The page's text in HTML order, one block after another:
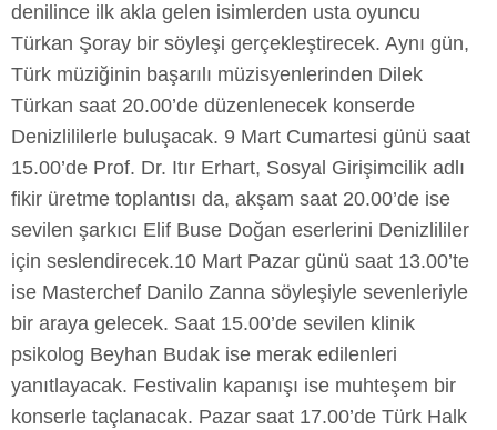
denilince ilk akla gelen isimlerden usta oyuncu
Türkan Şoray bir söyleşi gerçekleştirecek. Aynı gün,
Türk müziğinin başarılı müzisyenlerinden Dilek
Türkan saat 20.00’de düzenlenecek konserde
Denizlililerle buluşacak. 9 Mart Cumartesi günü saat
15.00’de Prof. Dr. Itır Erhart, Sosyal Girişimcilik adlı
fikir üretme toplantısı da, akşam saat 20.00’de ise
sevilen şarkıcı Elif Buse Doğan eserlerini Denizlililer
için seslendirecek.10 Mart Pazar günü saat 13.00’te
ise Masterchef Danilo Zanna söyleşiyle sevenleriyle
bir araya gelecek. Saat 15.00’de sevilen klinik
psikolog Beyhan Budak ise merak edilenleri
yanıtlayacak. Festivalin kapanışı ise muhteşem bir
konserle taçlanacak. Pazar saat 17.00’de Türk Halk